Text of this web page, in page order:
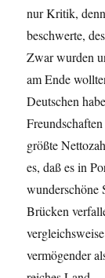
nur Kritik,
beschwerte,
Zwar wurden
am Ende
Deutschen
größte
es, daß es in
wunderschöne
Brücken
vermögender